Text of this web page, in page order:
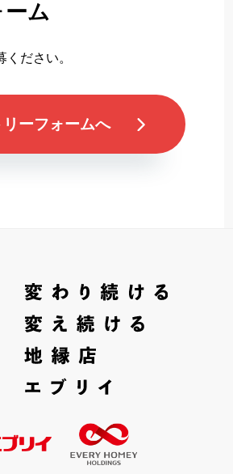
ム
ださい。
ーフォームへ